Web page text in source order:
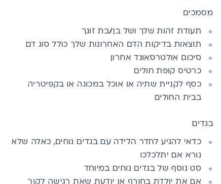
מסמכים
תעודת זהות שלך ושל בן/בת זוגך
תוצאות בדיקות הדם האחרונות שלך כולל סוג דם
סיכום אולטרסאונד אחרון
כרטיס קופת חולים
כסף לקניית שתיה או אוכל במכונה או בקפיטריה
בבית החולים
בגדים
כדאי להגיע לחדר הלידה עם בגדים נוחים, כאלה שלא
נורא אם יתלכלכו
סט נוסף של בגדים נוחים במיוחד
אם את יולדת בחורף או יודעת שאת רגישה לקור